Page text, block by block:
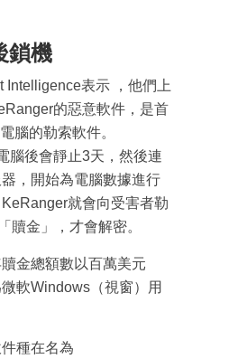
鎖機
Intelligence表示 ，他們上
的惡意軟件，是首
腦的勒索軟件。
腦後會靜止3天，然後連
，開始為電腦數據進行
就會向受害者勒
贖金」，才會解密。
金總額數以百萬美元
軟Windows（視窗）用
種在名為